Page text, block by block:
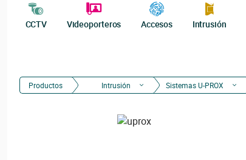
CCTV Videoporteros Accesos Intrusión
Productos Intrusión Sistemas U-PROX